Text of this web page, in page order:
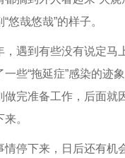
悠哉悠哉”的样子。
，遇到有些没有说定马
一些“拖延症”感染的迹
做完准备工作，后面就
。
情停下来，日后还有机